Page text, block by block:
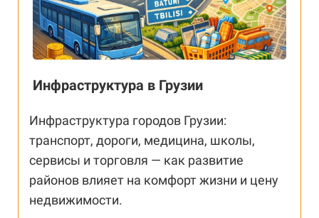
Инфраструктура в Грузии
Инфраструктура городов Грузии:
транспорт, дороги, медицина, школы,
сервисы и торговля — как развитие
районов влияет на комфорт жизни и цену
недвижимости.